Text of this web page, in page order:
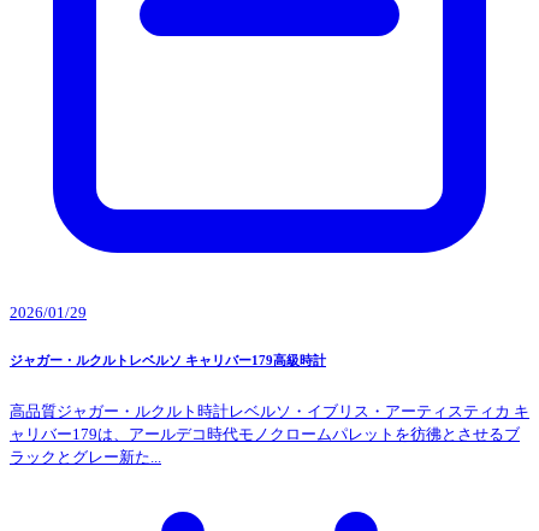
2026/01/29
ジャガー・ルクルトレベルソ キャリバー179高級時計
高品質ジャガー・ルクルト時計レベルソ・イブリス・アーティスティカ キ
ャリバー179は、アールデコ時代モノクロームパレットを彷彿とさせるブ
ラックとグレー新た...